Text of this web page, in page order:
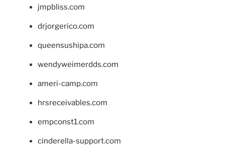
jmpbliss.com
drjorgerico.com
queensushipa.com
wendyweimerdds.com
ameri-camp.com
hrsreceivables.com
empconst1.com
cinderella-support.com